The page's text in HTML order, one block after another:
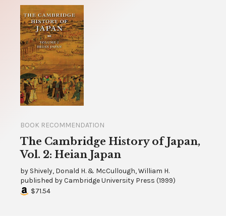
BOOK RECOMMENDATION
The Cambridge History of Japan,
Vol. 2: Heian Japan
by Shively, Donald H. & McCullough, William H.
published byCambridge University Press (1999)
$71.54